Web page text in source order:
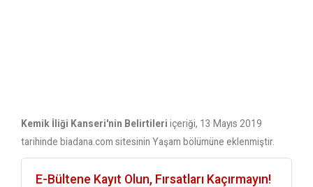
Kemik İliği Kanseri'nin Belirtileri içeriği, 13 Mayıs 2019
tarihinde biadana.com sitesinin Yaşam bölümüne eklenmiştir.
E-Bültene Kayıt Olun, Fırsatları Kaçırmayın!